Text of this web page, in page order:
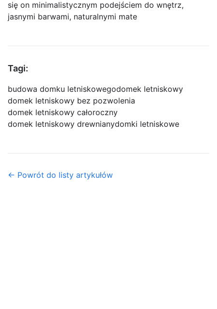
się on minimalistycznym podejściem do wnętrz,
jasnymi barwami, naturalnymi mate
Tagi:
budowa domku letniskowegodomek letniskowy
domek letniskowy bez pozwolenia
domek letniskowy całoroczny
domek letniskowy drewnianydomki letniskowe
← Powrót do listy artykułów